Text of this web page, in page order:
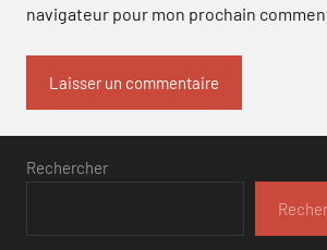
navigateur pour mon prochain
Rechercher